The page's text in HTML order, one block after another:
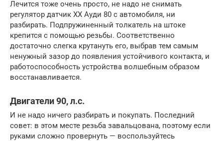
Лечится тоже очень просто, не надо не снимать
регулятор датчик ХХ Ауди 80 с автомобиля, ни
разбирать. Подпружиненный толкатель на штоке
крепится с помощью резьбы. Соответственно
достаточно слегка крутануть его, выбрав тем самым
ненужный зазор до появления устойчивого контакта, и
работоспособность устройства волшебным образом
восстанавливается.
Двигатели 90, л.с.
И не надо ничего разбирать и покупать. Последний
совет: в этом месте резьба завальцована, поэтому если
руками сложно провернуть — воспользуйтесь